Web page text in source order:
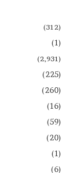
(312)
(1)
(2,931)
(225)
(260)
(16)
(59)
(20)
(1)
(6)